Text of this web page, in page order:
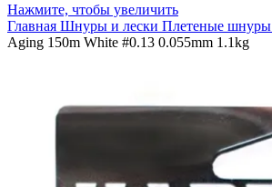
Нажмите, чтобы увеличить
Главная Шнуры и лески Плетеные шнуры
Aging 150m White #0.13 0.055mm 1.1kg